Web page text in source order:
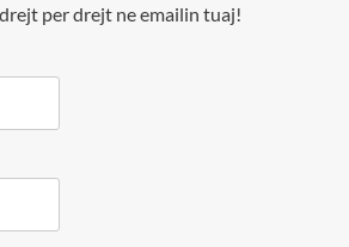
per drejt ne emailin tuaj!